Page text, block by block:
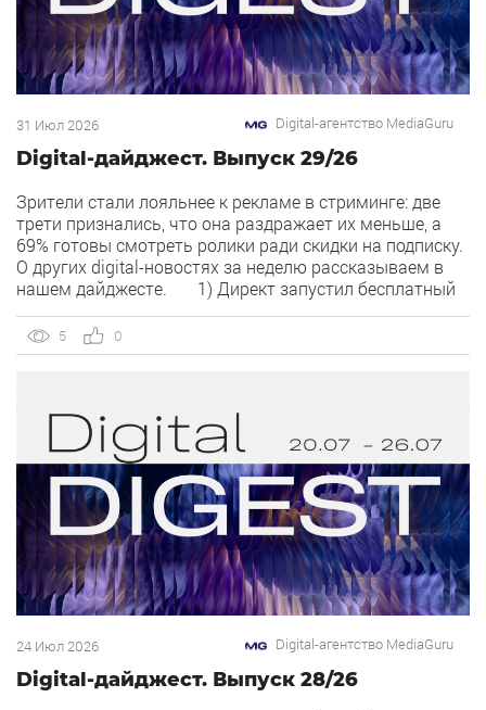
31 Июл 2026 Digital-агентство MediaGuru
Digital-дайджест. Выпуск 29/26
Зрители стали лояльнее к рекламе в стриминге: две
трети признались, что она раздражает их меньше, а
69% готовы смотреть ролики ради скидки на подписку.
О других digital-новостях за неделю рассказываем в
нашем дайджесте. 1) Директ запустил бесплатный
встроенный динамический коллтрекинг — без доплат и
интеграций со сторонними сервисами. […]
5 0
24 Июл 2026 Digital-агентство MediaGuru
Digital-дайджест. Выпуск 28/26